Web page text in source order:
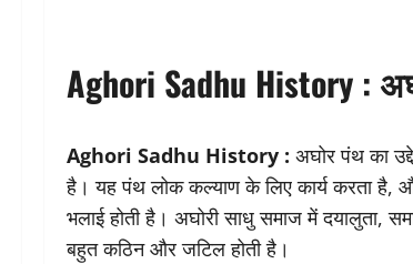
Aghori Sadhu History :
Aghori Sadhu History : अघोर पंथ का
है। यह पंथ लोक कल्याण के लिए कार्य करता है,
भलाई होती है। अघोरी साधु समाज में दयालुता,
बहुत कठिन और जटिल होती है।